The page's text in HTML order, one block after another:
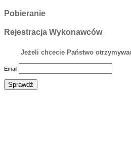
Pobieranie
Rejestracja Wykonawców
Jeżeli chcecie Państwo
Email